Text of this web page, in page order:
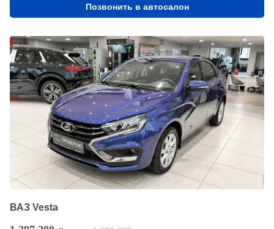
Позвонить в автосалон
ВАЗ Vesta